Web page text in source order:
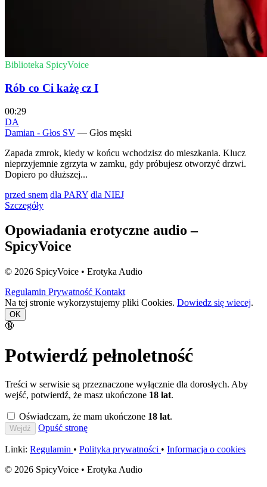
Biblioteka SpicyVoice
Rób co Ci każę cz I
00:29
DA
Damian - Głos SV — Głos męski
Zapada zmrok, kiedy w końcu wchodzisz do mieszkania. Klucz
nieprzyjemnie zgrzyta w zamku, gdy próbujesz otworzyć drzwi.
Dopiero po dłuższej...
przed snem dla PARY dla NIEJ
Szczegóły
Opowiadania erotyczne audio –
SpicyVoice
© 2026 SpicyVoice • Erotyka Audio
Regulamin Prywatność Kontakt
Na tej stronie wykorzystujemy pliki Cookies. Dowiedz się wiecej.
OK
🔞
Potwierdź pełnoletność
Treści w serwisie są przeznaczone wyłącznie dla dorosłych. Aby
wejść, potwierdź, że masz ukończone 18 lat.
Oświadczam, że mam ukończone 18 lat.
Wejdź Opuść stronę
Linki: Regulamin • Polityka prywatności • Informacja o cookies
© 2026 SpicyVoice • Erotyka Audio